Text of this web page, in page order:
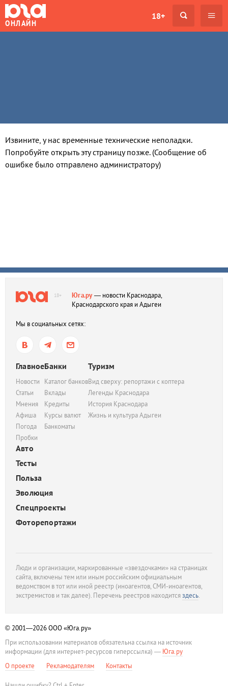
ОНЛАЙН
18+
Извините, у нас временные технические неполадки.
Попробуйте открыть эту страницу позже. (Сообщение об
ошибке было отправлено администратору)
18+ Юга.ру— новости Краснодара,
Краснодарского края и Адыгеи
Мы в социальных сетях:
Главное
Новости
Статьи
Мнения
Афиша
Погода
Пробки
Банки
Каталог банков
Вклады
Кредиты
Курсы валют
Банкоматы
Туризм
Вид сверху: репортажи с коптера
Легенды Краснодара
История Краснодара
Жизнь и культура Адыгеи
Авто
Тесты
Польза
Эволюция
Спецпроекты
Фоторепортажи
Люди и организации, маркированные «звездочками» на страницах
сайта, включены тем или иным российским официальным
ведомством в тот или иной реестр (иноагентов, СМИ-иноагентов,
экстремистов и так далее). Перечень реестров находитсяздесь.
© 2001—2026ООО «Юга.ру»
При использовании материалов обязательна ссылка на источник
информации (для интернет-ресурсов гиперссылка) — Юга.ру
О проекте
Рекламодателям Контакты